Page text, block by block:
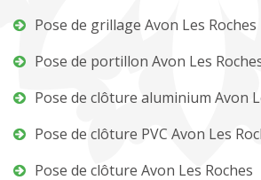
Pose de grillage Avon Les Roches
Pose de portillon Avon Les
Pose de clôture aluminium Avon
Pose de clôture PVC Avon Les
Pose de clôture Avon Les Roches